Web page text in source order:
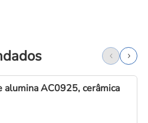
alumina AC0925, cerâmica